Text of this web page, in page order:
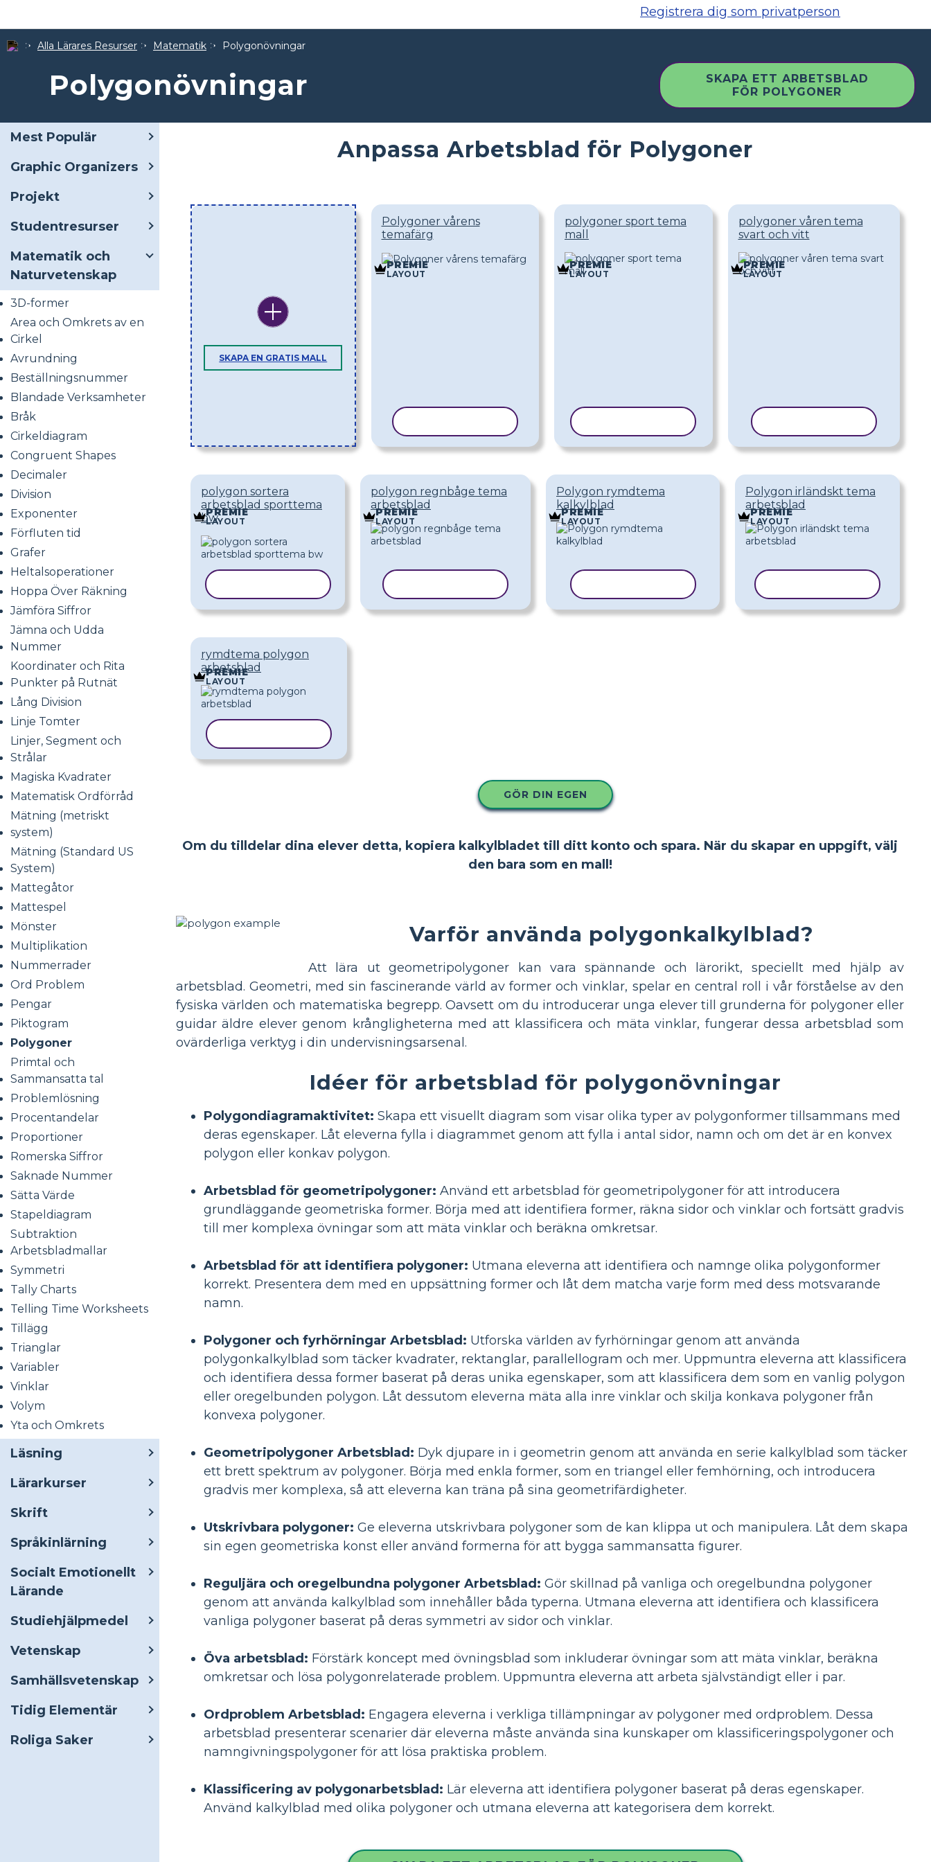
Registrera dig som privatperson
Alla Lärares Resurser Matematik Polygonövningar
Polygonövningar
SKAPA ETT ARBETSBLAD
FÖR POLYGONER
Mest Populär
Graphic Organizers
Projekt
Studentresurser
Matematik och
Naturvetenskap
3D-former
Area och Omkrets av en
Cirkel
Avrundning
Beställningsnummer
Blandade Verksamheter
Bråk
Cirkeldiagram
Congruent Shapes
Decimaler
Division
Exponenter
Förfluten tid
Grafer
Heltalsoperationer
Hoppa Över Räkning
Jämföra Siffror
Jämna och Udda
Nummer
Koordinater och Rita
Punkter på Rutnät
Lång Division
Linje Tomter
Linjer, Segment och
Strålar
Magiska Kvadrater
Matematisk Ordförråd
Mätning (metriskt
system)
Mätning (Standard US
System)
Mattegåtor
Mattespel
Mönster
Multiplikation
Nummerrader
Ord Problem
Pengar
Piktogram
Polygoner
Primtal och
Sammansatta tal
Problemlösning
Procentandelar
Proportioner
Romerska Siffror
Saknade Nummer
Sätta Värde
Stapeldiagram
Subtraktion
Arbetsbladmallar
Symmetri
Tally Charts
Telling Time Worksheets
Tillägg
Trianglar
Variabler
Vinklar
Volym
Yta och Omkrets
Läsning
Lärarkurser
Skrift
Språkinlärning
Socialt Emotionellt
Lärande
Studiehjälpmedel
Vetenskap
Samhällsvetenskap
Tidig Elementär
Roliga Saker
Anpassa Arbetsblad för Polygoner
SKAPA EN GRATIS MALL
Polygoner vårens
temafärg
PREMIE
LAYOUT
polygoner sport tema
mall
PREMIE
LAYOUT
polygoner våren tema
svart och vitt
PREMIE
LAYOUT
polygon sortera
arbetsblad sporttema
bw
PREMIE
LAYOUT
polygon regnbåge tema
arbetsblad
PREMIE
LAYOUT
Polygon rymdtema
kalkylblad
PREMIE
LAYOUT
Polygon irländskt tema
arbetsblad
PREMIE
LAYOUT
rymdtema polygon
arbetsblad
PREMIE
LAYOUT
GÖR DIN EGEN
Om du tilldelar dina elever detta, kopiera kalkylbladet till ditt konto och spara. När du skapar en uppgift, välj
den bara som en mall!
Varför använda polygonkalkylblad?
Att lära ut geometripolygoner kan vara spännande och lärorikt, speciellt med hjälp av
arbetsblad. Geometri, med sin fascinerande värld av former och vinklar, spelar en central roll i vår förståelse av den
fysiska världen och matematiska begrepp. Oavsett om du introducerar unga elever till grunderna för polygoner eller
guidar äldre elever genom krångligheterna med att klassificera och mäta vinklar, fungerar dessa arbetsblad som
ovärderliga verktyg i din undervisningsarsenal.
Idéer för arbetsblad för polygonövningar
Polygondiagramaktivitet: Skapa ett visuellt diagram som visar olika typer av polygonformer tillsammans med
deras egenskaper. Låt eleverna fylla i diagrammet genom att fylla i antal sidor, namn och om det är en konvex
polygon eller konkav polygon.
Arbetsblad för geometripolygoner: Använd ett arbetsblad för geometripolygoner för att introducera
grundläggande geometriska former. Börja med att identifiera former, räkna sidor och vinklar och fortsätt gradvis
till mer komplexa övningar som att mäta vinklar och beräkna omkretsar.
Arbetsblad för att identifiera polygoner: Utmana eleverna att identifiera och namnge olika polygonformer
korrekt. Presentera dem med en uppsättning former och låt dem matcha varje form med dess motsvarande
namn.
Polygoner och fyrhörningar Arbetsblad: Utforska världen av fyrhörningar genom att använda
polygonkalkylblad som täcker kvadrater, rektanglar, parallellogram och mer. Uppmuntra eleverna att klassificera
och identifiera dessa former baserat på deras unika egenskaper, som att klassificera dem som en vanlig polygon
eller oregelbunden polygon. Låt dessutom eleverna mäta alla inre vinklar och skilja konkava polygoner från
konvexa polygoner.
Geometripolygoner Arbetsblad: Dyk djupare in i geometrin genom att använda en serie kalkylblad som täcker
ett brett spektrum av polygoner. Börja med enkla former, som en triangel eller femhörning, och introducera
gradvis mer komplexa, så att eleverna kan träna på sina geometrifärdigheter.
Utskrivbara polygoner: Ge eleverna utskrivbara polygoner som de kan klippa ut och manipulera. Låt dem skapa
sin egen geometriska konst eller använd formerna för att bygga sammansatta figurer.
Reguljära och oregelbundna polygoner Arbetsblad: Gör skillnad på vanliga och oregelbundna polygoner
genom att använda kalkylblad som innehåller båda typerna. Utmana eleverna att identifiera och klassificera
vanliga polygoner baserat på deras symmetri av sidor och vinklar.
Öva arbetsblad: Förstärk koncept med övningsblad som inkluderar övningar som att mäta vinklar, beräkna
omkretsar och lösa polygonrelaterade problem. Uppmuntra eleverna att arbeta självständigt eller i par.
Ordproblem Arbetsblad: Engagera eleverna i verkliga tillämpningar av polygoner med ordproblem. Dessa
arbetsblad presenterar scenarier där eleverna måste använda sina kunskaper om klassificeringspolygoner och
namngivningspolygoner för att lösa praktiska problem.
Klassificering av polygonarbetsblad: Lär eleverna att identifiera polygoner baserat på deras egenskaper.
Använd kalkylblad med olika polygoner och utmana eleverna att kategorisera dem korrekt.